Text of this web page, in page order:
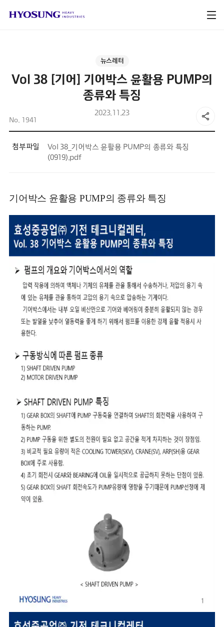
뉴스레터
Vol 38 [기어] 기어박스 윤활용 PUMP의
종류와 특징
2023.11.23
No. 1941
첨부파일
Vol 38_기어박스 윤활용 PUMP의 종류와 특징
(0919).pdf
기어박스 윤활용 PUMP의 종류와 특징